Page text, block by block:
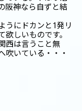
阪神なら自ずと結
うにドカンと1発リ
しいものです。
西は言うこと無
吹いている・・・